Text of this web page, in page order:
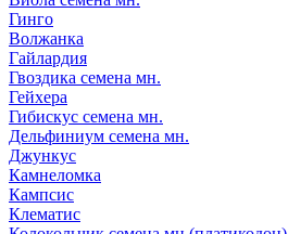
Гинго
Волжанка
Гайлардия
Гвоздика семена мн.
Гейхера
Гибискус семена мн.
Дельфиниум семена мн.
Джункус
Камнеломка
Кампсис
Клематис